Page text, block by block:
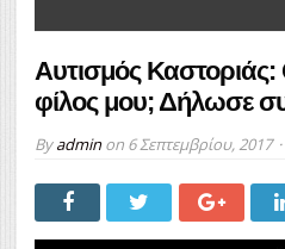
Αυτισμός Καστοριάς:
φίλος μου; Δήλωσε
Byadminon 6 Σεπτεμβρίου, 2017